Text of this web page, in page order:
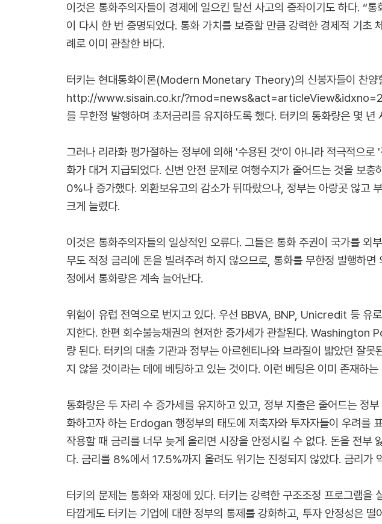
이것은 통화주의자들이 경제에 일으킨 탈선 사고의 증좌이기도 하다. “
이 다시 한 번 증명되었다. 통화 가치를 보증할 만큼 강력한 경제적 기초
례로 이미 관찰한 바다.
터키는 현대통화이론(Modern Monetary Theory)의 신봉자들이 찬양
http://www.sisain.co.kr/
를 무한정 발행하며 초저금리를 유지하도록 했다. 터키의 통화량은 몇
그러나 리라화 평가절하는 정부에 의해 '수용된 것’이 아니라 적극적으
화가 대거 지급되었다. 신변 안전 문제로 여행수지가 줄어드는 것을 보
0%나 증가했다. 외환보유고의 감소가 뒤따랐으나, 정부는 아랑곳 않고
크게 늘렸다.
이것은 통화주의자들의 일상적인 오류다. 그들은 통화 주권이 국가를
무도 적정 금리에 돈을 빌려주려 하지 않으므로, 통화를 무한정 발행하
정에서 통화량은 계속 늘어난다.
위험이 유럽 전역으로 번지고 있다. 우선 BBVA, BNP, Unicredit 등 유
지한다. 한편 회수불능채권의 현저한 증가세가 관찰된다.
량 된다. 터키의 대출 기관과 정부는 아르헨티나와 브라질이 밟았던 잘
지 않을 것이라는 데에 베팅하고 있는 것이다. 이런 베팅은 이미 존재하
통화량은 두 자리 수 증가세를 유지하고 있고, 정부 지출은 줄어드는 정
화하고자 하는 Erdogan 행정부의 태도에 저축자와 투자자들이 우려를
작용할 때 금리를 너무 늦게 올리면 시장을 안정시킬 수 없다. 돈을 전
다. 금리를 8%에서 17.5%까지 올려도 위기는 진정되지 않았다. 금리가
터키의 문제는 통화와 재정에 있다. 터키는 강력한 구조조정 프로그램
타깝게도 터키는 기업에 대한 정부의 통제를 강화하고, 투자 안정성은